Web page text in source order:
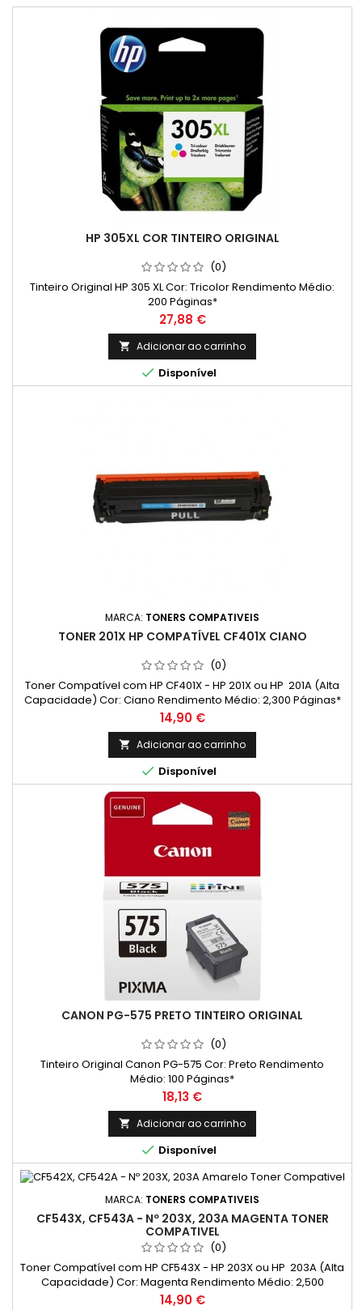
HP 305XL COR TINTEIRO ORIGINAL
(0)
Tinteiro Original HP 305 XL Cor: Tricolor Rendimento Médio:
200 Páginas*
Preço
27,88 €
 Adicionar ao carrinho
 Disponível
MARCA: TONERS COMPATIVEIS
TONER 201X HP COMPATÍVEL CF401X CIANO
(0)
Toner Compatível com HP CF401X - HP 201X ou HP 201A (Alta
Capacidade) Cor: Ciano Rendimento Médio: 2,300 Páginas*
Preço
14,90 €
 Adicionar ao carrinho
 Disponível
CANON PG-575 PRETO TINTEIRO ORIGINAL
(0)
Tinteiro Original Canon PG-575 Cor: Preto Rendimento
Médio: 100 Páginas*
Preço
18,13 €
 Adicionar ao carrinho
 Disponível
MARCA: TONERS COMPATIVEIS
CF543X, CF543A - Nº 203X, 203A MAGENTA TONER
COMPATIVEL
(0)
Toner Compatível com HP CF543X - HP 203X ou HP 203A (Alta
Capacidade) Cor: Magenta Rendimento Médio: 2,500
Páginas*
Preço
14,90 €